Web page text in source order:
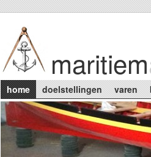
maritiem
Main menu
home doelstellingen varen